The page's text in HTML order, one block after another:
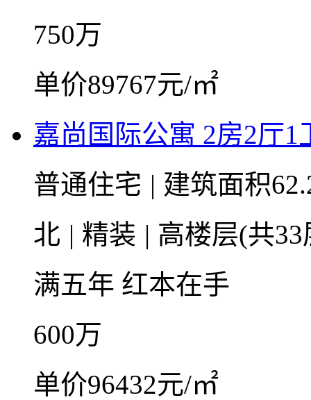
750万
单价89767元/㎡
嘉尚国际公寓 2房2厅1
普通住宅 | 建筑面积
北 | 精装 | 高楼层(共
满五年 红本在手
600万
单价96432元/㎡